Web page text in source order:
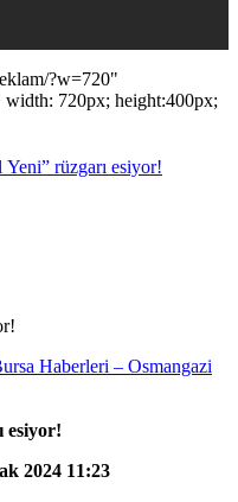
?w=720"
Yeni” rüzgarı esiyor!
Haberleri – Osmangazi
esiyor!
2024 11:23